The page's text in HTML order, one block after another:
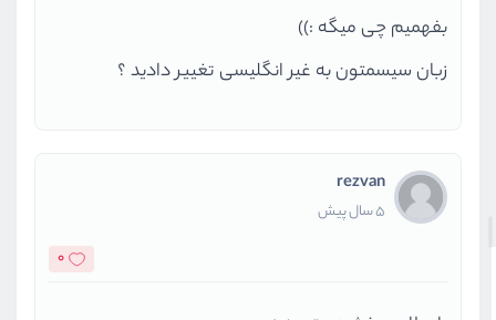
بفهمیم چی میگه :))
زبان سیسمتون به غیر انگلیسی تغییر دادید ؟
rezvan
5 سال پیش
0